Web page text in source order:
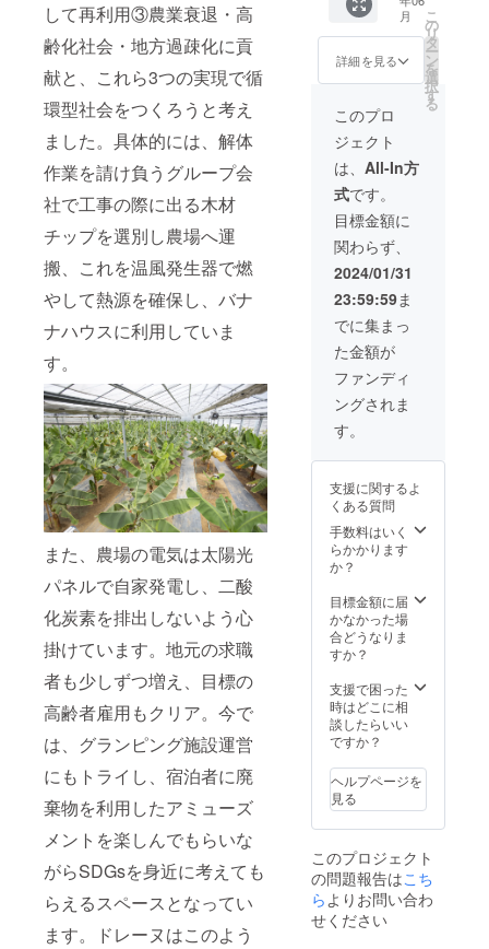
して再利用③農業衰退・高
齢化社会・地方過疎化に貢
献と、これら3つの実現で循
環型社会をつくろうと考え
ました。具体的には、解体
作業を請け負うグループ会
社で工事の際に出る木材
チップを選別し農場へ運
搬、これを温風発生器で燃
やして熱源を確保し、バナ
ナハウスに利用していま
す。
また、農場の電気は太陽光
パネルで自家発電し、二酸
化炭素を排出しないよう心
掛けています。地元の求職
者も少しずつ増え、目標の
高齢者雇用もクリア。今で
は、グランピング施設運営
にもトライし、宿泊者に廃
棄物を利用したアミューズ
メントを楽しんでもらいな
がらSDGsを身近に考えても
らえるスペースとなってい
ます。ドレーヌはこのよう
ジュ６
個 賞味
2023年
10月
日） 保
存方
法：直
接日
光・高
温多湿
を避け
保存 ■
こちら
のリ
ターン
スケ
ジュー
ルにつ
いて
2023年
8月末
クラ
ディン
グ終了
2023年
9月初旬
リ
ターン
いでく
ださ
容量：1
個 賞味
発送日
から（3
日） 保
存方
以下 ■
こちら
のリ
ターン
スケ
ジュー
ルにつ
いて
2023年
8月末
クラ
ウド
ファン
2023年
9月初旬
リ
ターン
発送
フレー
バーな
どの添
加物は
おりま
瀬戸内
海の陽
の光に
包まれ
て育っ
た金の
バナー
ナ
の爽や
かな香
りをぜ
ひご堪
能くだ
さい。
ンシェ
を温め
てカ
リッと
させて
からバ
ナナ
ジャム
をつけ
てお召
し上が
り下さ
い。 こ
のフィ
ナン
シェ
は、こ
だわり
の技術
を用い
て丁寧
に栽培
された
Draine
と使用
し、国
産発酵
バター
と共に
り焼き
上げて
いま
す。 国
ナ
Draine
の濃厚
な味わ
イレク
トに伝
えたい
という
ら、着
色料や
フレー
バーな
どの添
バナナ
ブラン
ド金の
バナー
ナ
「Drain
e」の品
種は、
市場に
多く流
通する
キャベ
ン
ディッ
シュで
はな
く、糖
度が高
くて皮
が薄い
といわ
れるグ
ロス
です。
のバナ
ナの苗
のオー
ナー様
を募集
ます。
■リター
ン ・ご
購入い
た、バ
ナナの
苗から
収穫で
ナナ
（約80
本～100
本）※最
80本 ・
バナナ
を他の
リター
ン品や
月
詳細を見る
こ
の
リ
タ
ー
ン
を
選
択
す
る
このプロ
ジェクト
は、 All-In方
式です。
目標金額に
関わらず、
2024/01/31
23:59:59ま
でに集まっ
た金額が
ファンディ
ングされま
す。
支援に関するよ
くある質問
手数料はいく
らかかります
か？
目標金額に届
かなかった場
合どうなりま
すか？
支援で困った
時はどこに相
談したらいい
ですか？
ヘルプページを
見る
このプロジェクト
の問題報告はこち
らよりお問い合わ
せください